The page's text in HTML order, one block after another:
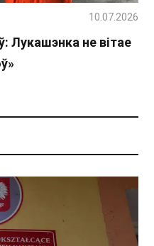
Лукашэнка не вітае
10.07.2026